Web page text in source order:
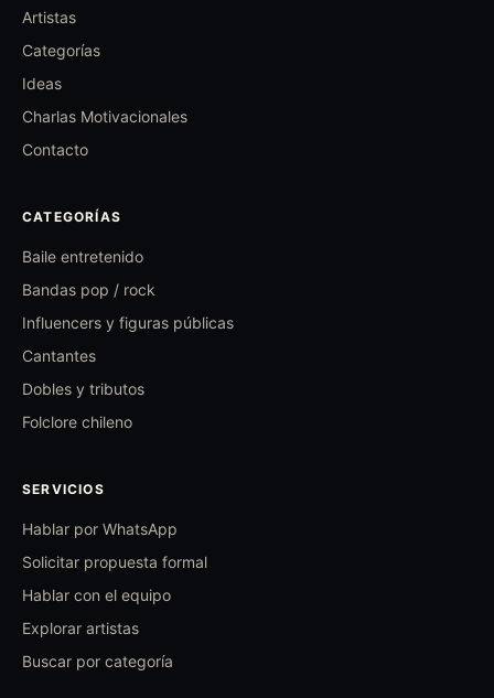
Artistas
Categorías
Ideas
Charlas Motivacionales
Contacto
CATEGORÍAS
Baile entretenido
Bandas pop / rock
Influencers y figuras públicas
Cantantes
Dobles y tributos
Folclore chileno
SERVICIOS
Hablar por WhatsApp
Solicitar propuesta formal
Hablar con el equipo
Explorar artistas
Buscar por categoría